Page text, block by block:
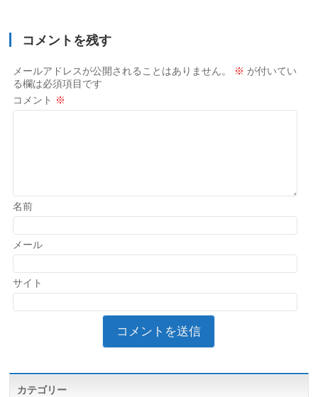
コメントを残す
メールアドレスが公開されることはありません。 ※ が付いてい
る欄は必須項目です
コメント ※
名前
メール
サイト
カテゴリー